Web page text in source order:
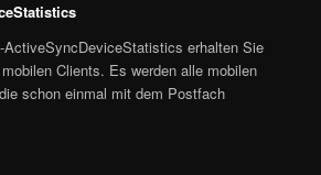
ActiveSyncDeviceStatistics erhalten Sie
Clients. Es werden alle mobilen
schon einmal mit dem Postfach